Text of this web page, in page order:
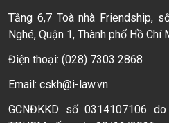
Tầng 6,7 Toà nhà Friendship,
Nghé, Quận 1, Thành phố Hồ Chí
Điện thoại: (028) 7303 2868
Email: cskh@i-law.vn
GCNĐKKD số 0314107106